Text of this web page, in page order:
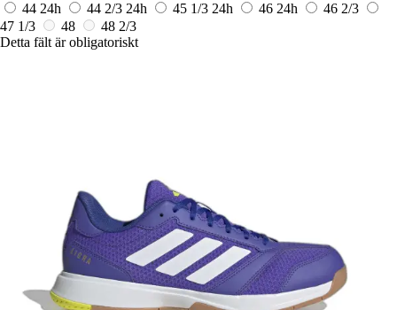
44 24h 44 2/3 24h 45 1/3 24h 46 24h
46 2/3
47 1/3
48
48 2/3
Detta fält är obligatoriskt